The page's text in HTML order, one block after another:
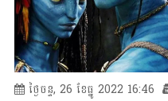
ថ្ងៃចន្ទ, 26 ខែធ្នូ 2022 16:46